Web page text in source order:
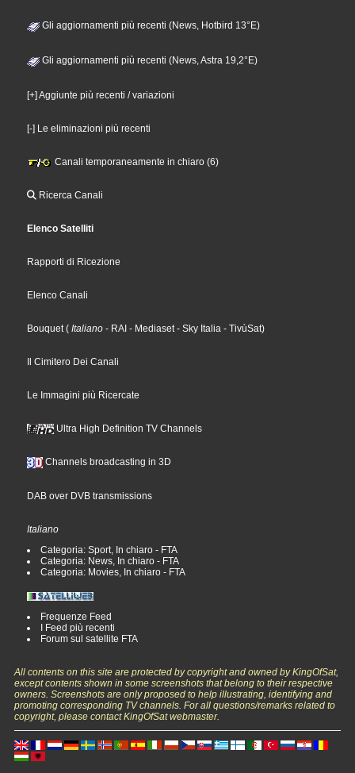
Gli aggiornamenti più recenti (News, Hotbird 13°E)
Gli aggiornamenti più recenti (News, Astra 19,2°E)
[+] Aggiunte più recenti / variazioni
[-] Le eliminazioni più recenti
Canali temporaneamente in chiaro (6)
Ricerca Canali
Elenco Satelliti
Rapporti di Ricezione
Elenco Canali
Bouquet ( Italiano - RAI - Mediaset - Sky Italia - TivùSat)
Il Cimitero Dei Canali
Le Immagini più Ricercate
Ultra High Definition TV Channels
Channels broadcasting in 3D
DAB over DVB transmissions
Italiano
Categoria: Sport, In chiaro - FTA
Categoria: News, In chiaro - FTA
Categoria: Movies, In chiaro - FTA
Frequenze Feed
I Feed più recenti
Forum sul satellite FTA
All contents on this site are protected by copyright and owned by KingOfSat,
except contents shown in some screenshots that belong to their respective
owners. Screenshots are only proposed to help illustrating, identifying and
promoting corresponding TV channels. For all questions/remarks related to
copyright, please contact KingOfSat webmaster.